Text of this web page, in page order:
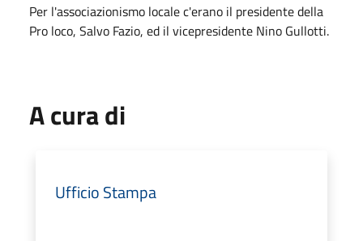
Per l'associazionismo locale c'erano il presidente della
Pro loco, Salvo Fazio, ed il vicepresidente Nino Gullotti.
A cura di
Ufficio Stampa